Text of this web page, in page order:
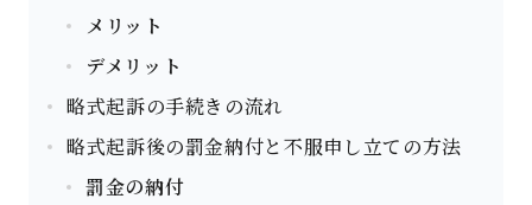
メリット
デメリット
略式起訴の手続きの流れ
略式起訴後の罰金納付と不服申し立ての方法
罰金の納付